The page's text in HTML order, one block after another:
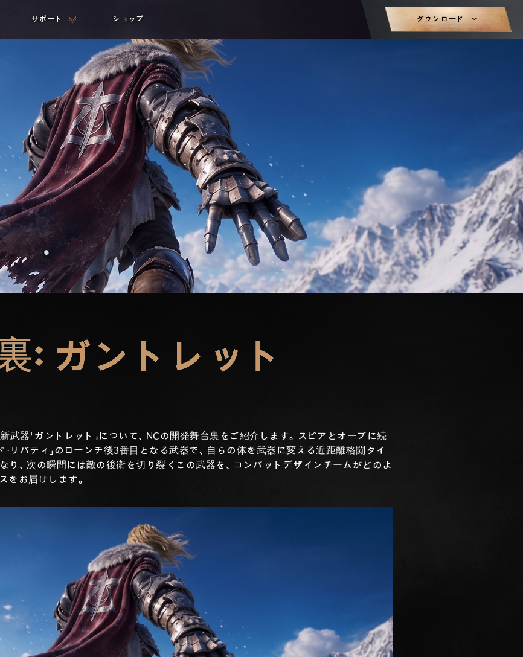
サポート ショップ ダウンロード
: ガントレット
武器「ガントレット」について、NCの開発舞台裏をご紹介します。スピアとオーブに続
・リバティ」のローンチ後3番目となる武器で、自らの体を武器に変える近距離格闘タイ
り、次の瞬間には敵の後衛を切り裂くこの武器を、コンバットデザインチームがどのよ
お届けします。